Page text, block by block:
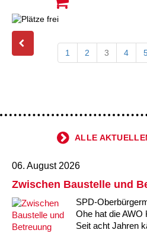
1 2 3 4
ALLE
06. August 2026
Zwischen Baustelle und
SPD-
Ohe hat die AWO
Seit acht Jahren